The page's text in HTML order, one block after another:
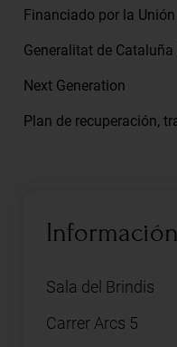
Financiado por la
Generalitat de
Next Generation
Plan de recuperación,
Sala del Brindis
Carrer Arcs 5